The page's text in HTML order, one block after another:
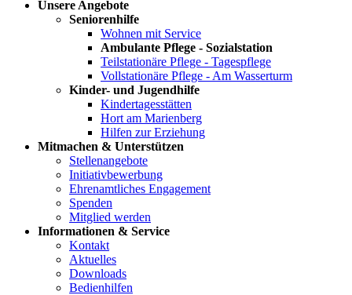
Unsere Angebote
Seniorenhilfe
Wohnen mit Service
Ambulante Pflege - Sozialstation
Teilstationäre Pflege - Tagespflege
Vollstationäre Pflege - Am Wasserturm
Kinder- und Jugendhilfe
Kindertagesstätten
Hort am Marienberg
Hilfen zur Erziehung
Mitmachen & Unterstützen
Stellenangebote
Initiativbewerbung
Ehrenamtliches Engagement
Spenden
Mitglied werden
Informationen & Service
Kontakt
Aktuelles
Downloads
Bedienhilfen